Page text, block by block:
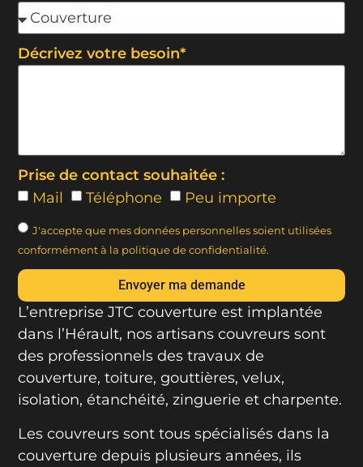
Décrivez votre besoin*
Prise de contact souhaitée :
Mail
Téléphone Peu importe
J'accepte que mes données personnelles soient utilisées
conformément à la politique de confidentialité.
Envoyer ma demande
L’entreprise JTC couverture est implantée
dans l’Hérault, nos artisans couvreurs sont
des professionnels des travaux de
couverture, toiture, gouttières, velux,
isolation, étanchéité, zinguerie et charpente.
Les couvreurs sont tous spécialisés dans la
couverture depuis plusieurs années, ils